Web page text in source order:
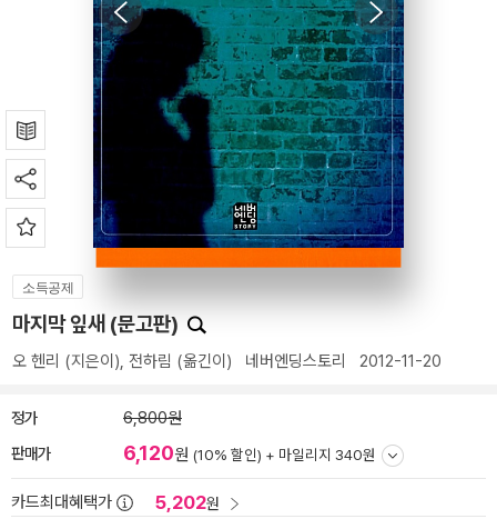
소득공제
마지막 잎새 (문고판)
오 헨리 (지은이), 전하림 (옮긴이) 네버엔딩스토리 2012-11-20
정가 6,800원
판매가 6,120원 (10% 할인) + 마일리지 340원
카드최대혜택가 5,202원